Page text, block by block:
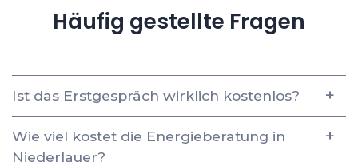
Häufig gestellte Fragen
Ist das Erstgespräch wirklich kostenlos?
Wie viel kostet die Energieberatung in
Niederlauer?